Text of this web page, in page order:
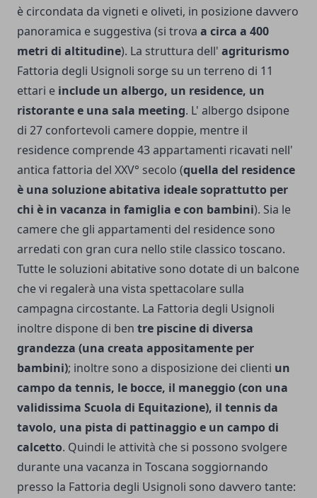
è circondata da vigneti e oliveti, in posizione davvero
panoramica e suggestiva (si trova a circa a 400
metri di altitudine). La struttura dell' agriturismo
Fattoria degli Usignoli sorge su un terreno di 11
ettari e include un albergo, un residence, un
ristorante e una sala meeting. L' albergo dsipone
di 27 confortevoli camere doppie, mentre il
residence comprende 43 appartamenti ricavati nell'
antica fattoria del XXV° secolo (quella del residence
è una soluzione abitativa ideale soprattutto per
chi è in vacanza in famiglia e con bambini). Sia le
camere che gli appartamenti del residence sono
arredati con gran cura nello stile classico toscano.
Tutte le soluzioni abitative sono dotate di un balcone
che vi regalerà una vista spettacolare sulla
campagna circostante. La Fattoria degli Usignoli
inoltre dispone di ben tre piscine di diversa
grandezza (una creata appositamente per
bambini); inoltre sono a disposizione dei clienti un
campo da tennis, le bocce, il maneggio (con una
validissima Scuola di Equitazione), il tennis da
tavolo, una pista di pattinaggio e un campo di
calcetto. Quindi le attività che si possono svolgere
durante una vacanza in Toscana soggiornando
presso la Fattoria degli Usignoli sono davvero tante: